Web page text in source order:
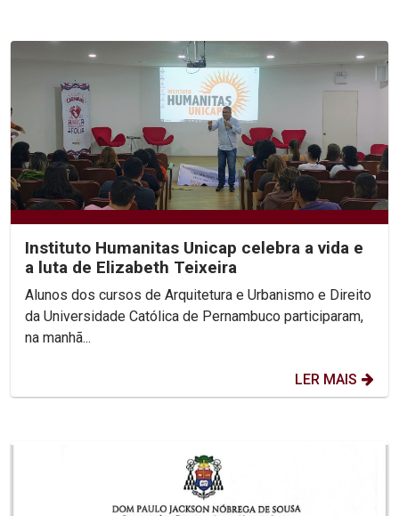
Instituto Humanitas Unicap celebra a vida e
a luta de Elizabeth Teixeira
Alunos dos cursos de Arquitetura e Urbanismo e Direito
da Universidade Católica de Pernambuco participaram,
na manhã...
LER MAIS